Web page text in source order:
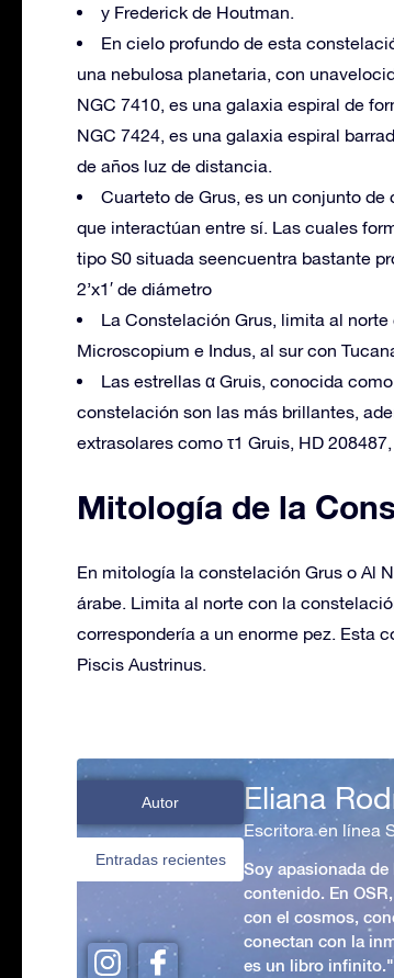
y Frederick de Houtman.
En cielo profundo de esta
una nebulosa planetaria, con
NGC 7410, es una galaxia espiral de
NGC 7424, es una galaxia espiral
de años luz de distancia.
Cuarteto de Grus, es un conjunto de
que interactúan entre sí. Las cuales
tipo S0 situada seencuentra bastante
2’x1′ de diámetro
La Constelación Grus, limita al
Microscopium e Indus, al sur con
Las estrellas α Gruis, conocida
constelación son las más brillantes,
extrasolares como τ1 Gruis, HD
Mitología de la
En mitología la constelación Grus o Al
árabe. Limita al norte con la
correspondería a un enorme pez. Esta
Piscis Austrinus.
Autor
Entradas recientes
Eliana
Escritora en línea
Soy apasionada
contenido. En
con el cosmos,
conectan con la
es un libro infinito."